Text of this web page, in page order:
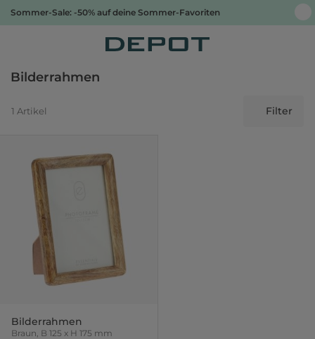
Sommer-Sale: -50% auf deine Sommer-Favoriten
Bilderrahmen
1 Artikel Filter
Bilderrahmen
Braun, B 125 x H 175 mm